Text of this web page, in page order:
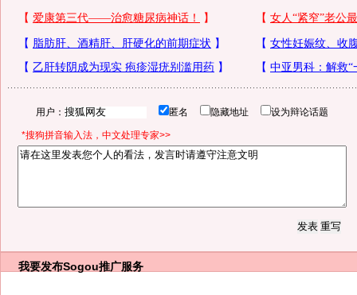
用户： 匿名 隐藏地址 设为辩论话题
*搜狗拼音输入法，中文处理专家>>
我要发布Sogou推广服务